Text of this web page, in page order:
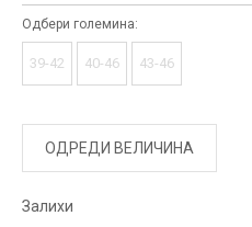
Одбери големина:
39-42 40-46 43-46
ОДРЕДИ ВЕЛИЧИНА
Залихи